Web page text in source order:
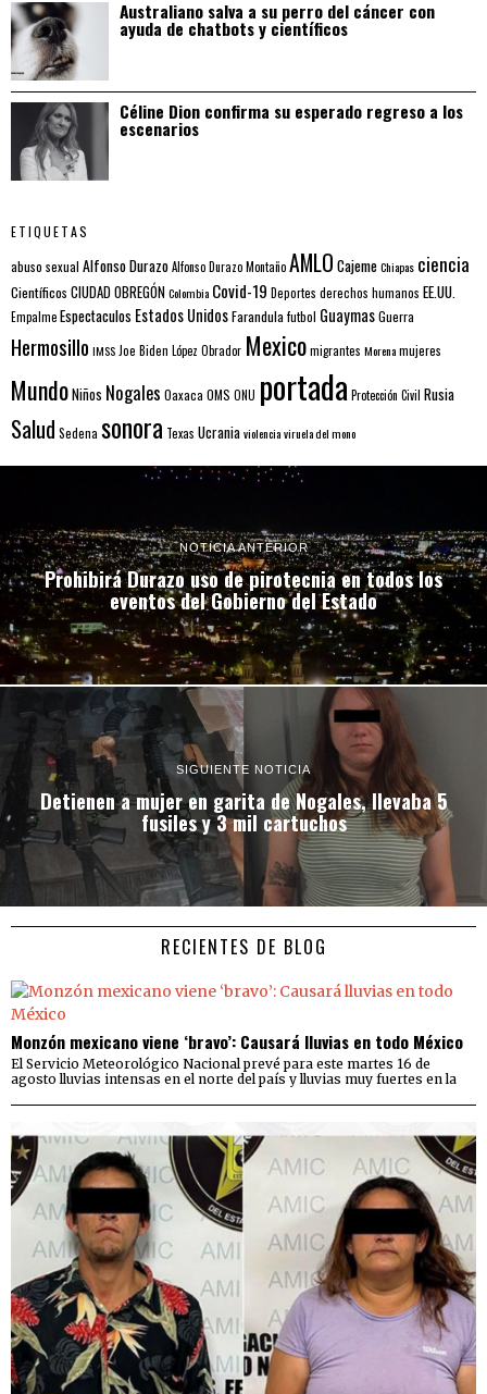
Australiano salva a su perro del cáncer con
ayuda de chatbots y científicos
Céline Dion confirma su esperado regreso a los
escenarios
ETIQUETAS
abuso sexual Alfonso DurazoAlfonso Durazo MontañoAMLO CajemeChiapas ciencia
Científicos CIUDAD OBREGÓNColombia Covid-19 Deportes derechos humanos EE.UU.
EmpalmeEspectaculos Estados UnidosFarandula futbol GuaymasGuerra
Hermosillo IMSS Joe Biden López Obrador Mexicomigrantes Morenamujeres
MundoNiños Nogales Oaxaca OMS ONU portada Protección Civil Rusia
Salud Sedena sonora Texas Ucraniaviolenciaviruela del mono
NOTICIA ANTERIOR
Prohibirá Durazo uso de pirotecnia en todos los
eventos del Gobierno del Estado
SIGUIENTE NOTICIA
Detienen a mujer en garita de Nogales, llevaba 5
fusiles y 3 mil cartuchos
RECIENTES DE BLOG
Monzón mexicano viene ‘bravo’: Causará lluvias en todo México
El Servicio Meteorológico Nacional prevé para este martes 16 de
agosto lluvias intensas en el norte del país y lluvias muy fuertes en la